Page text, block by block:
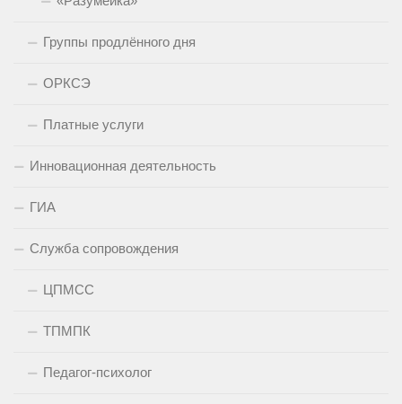
Группы продлённого дня
ОРКСЭ
Платные услуги
Инновационная деятельность
ГИА
Служба сопровождения
ЦПМСС
ТПМПК
Педагог-психолог